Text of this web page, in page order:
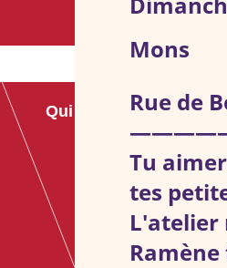
Qui sommes-nous ?
Mons
Rue de
Tu
tes
L'atelier